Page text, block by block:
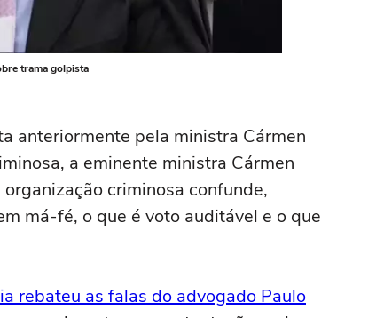
trama golpista
anteriormente pela ministra Cármen
a eminente ministra Cármen
criminosa confunde,
má-fé, o que é voto auditável e o que
rebateu as falas do advogado Paulo